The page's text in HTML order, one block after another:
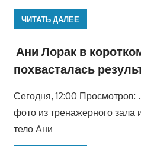
ЧИТАТЬ ДАЛЕЕ
Ани Лорак в
похвасталась
Сегодня, 12:00
фото из тренажерного зала
тело Ани